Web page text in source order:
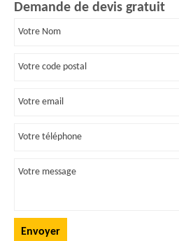
Demande de devis gratuit